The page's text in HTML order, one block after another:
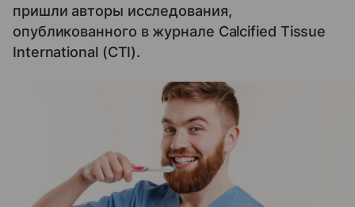
пришли авторы исследования,
опубликованного в журнале Calcified Tissue
International (CTI).